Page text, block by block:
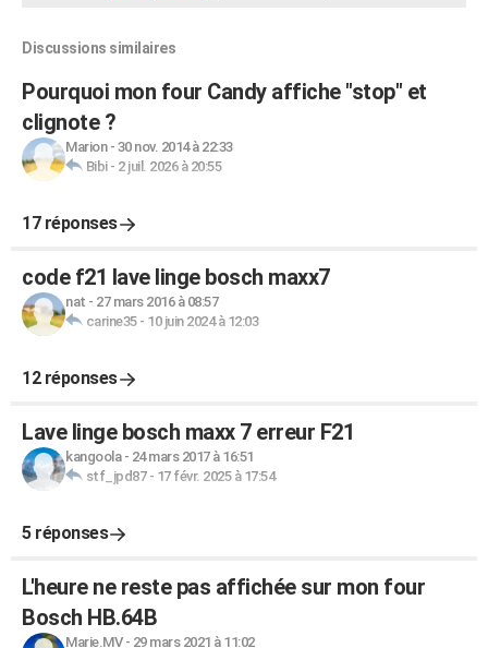
Discussions similaires
Pourquoi mon four Candy affiche "stop" et
clignote ?
Marion- 30 nov. 2014 à 22:33
Bibi- 2 juil. 2026 à 20:55
17 réponses
code f21 lave linge bosch maxx7
nat - 27 mars 2016 à 08:57
carine35- 10 juin 2024 à 12:03
12 réponses
Lave linge bosch maxx 7 erreur F21
kangoola- 24 mars 2017 à 16:51
stf_jpd87- 17 févr. 2025 à 17:54
5 réponses
L'heure ne reste pas affichée sur mon four
Bosch HB.64B
Marie.MV- 29 mars 2021 à 11:02